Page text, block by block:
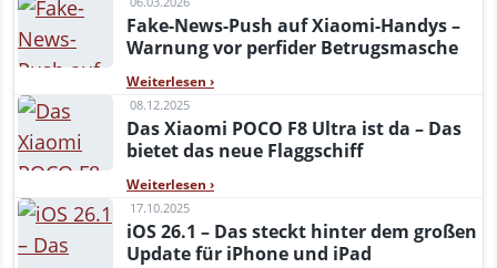
Fake-News-Push auf Xiaomi-Handys –
Warnung vor perfider Betrugsmasche
Weiterlesen ›
08.12.2025
Das Xiaomi POCO F8 Ultra ist da – Das
bietet das neue Flaggschiff
Weiterlesen ›
17.10.2025
iOS 26.1 – Das steckt hinter dem großen
Update für iPhone und iPad